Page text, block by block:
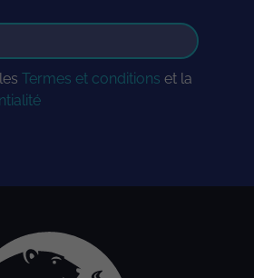
Termes et conditions et la